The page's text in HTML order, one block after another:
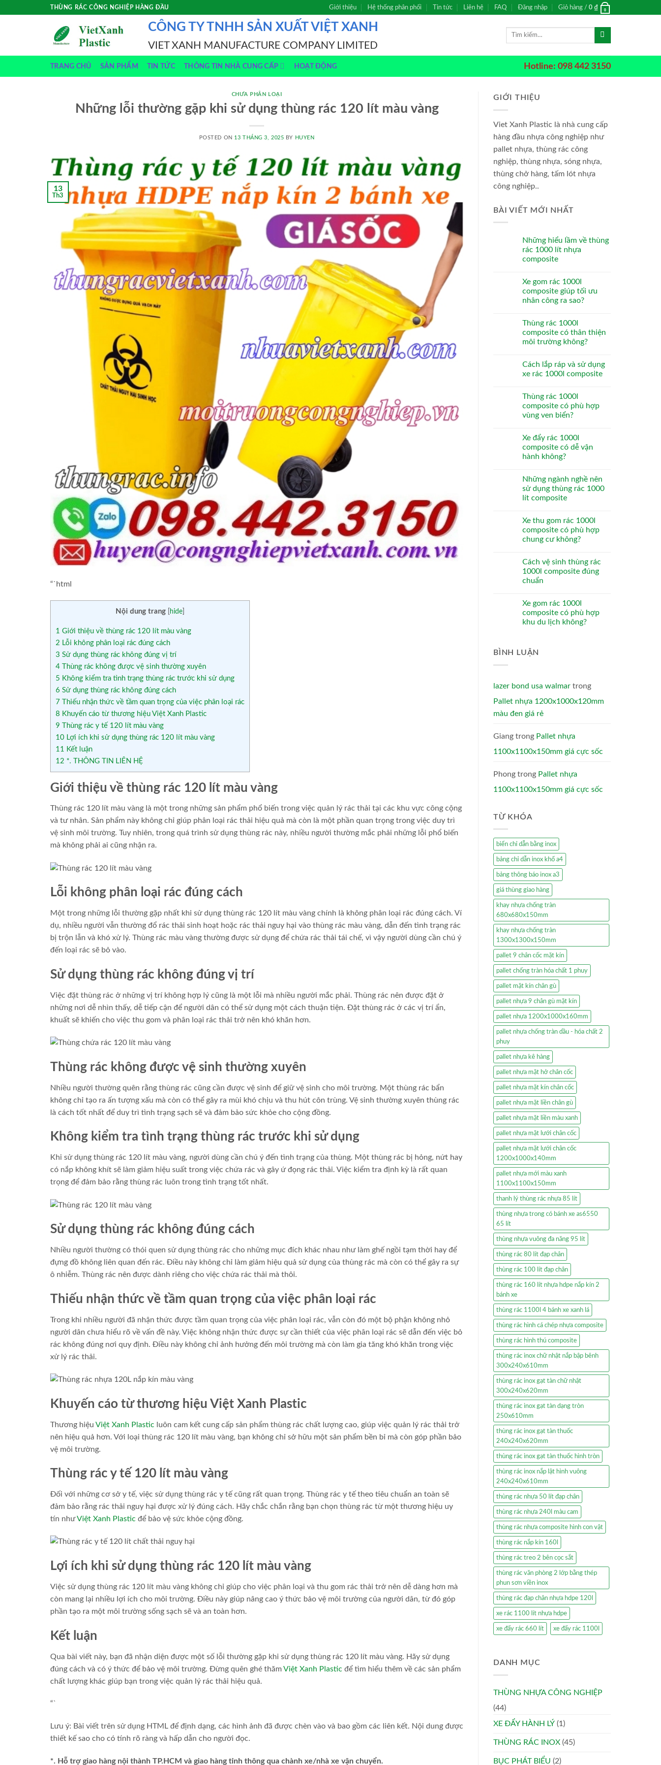
THÙNG RÁC CÔNG NGHIỆP HÀNG ĐẦU Giới thiệu Hệ thống phân phối Tin tức Liên hệ FAQ Đăng nhập Giỏ hàng / 0 ₫ 0
CÔNG TY TNHH SẢN XUẤT VIỆT XANH
VIET XANH MANUFACTURE COMPANY LIMITED
Tìm
TRANG CHỦ SẢN PHẨM TIN TỨC THÔNG TIN NHÀ CUNG CẤP HOẠT ĐỘNG Hotline: 098 442 3150
CHƯA PHÂN LOẠI
Những lỗi thường gặp khi sử dụng thùng rác 120 lít màu vàng
POSTED ON 13 THÁNG 3, 2025 BY HUYEN
13
Th3
“`html
Nội dung trang hide
1 Giới thiệu về thùng rác 120 lít màu vàng
2 Lỗi không phân loại rác đúng cách
3 Sử dụng thùng rác không đúng vị trí
4 Thùng rác không được vệ sinh thường xuyên
5 Không kiểm tra tình trạng thùng rác trước khi sử dụng
6 Sử dụng thùng rác không đúng cách
7 Thiếu nhận thức về tầm quan trọng của việc phân loại rác
8 Khuyến cáo từ thương hiệu Việt Xanh Plastic
9 Thùng rác y tế 120 lít màu vàng
10 Lợi ích khi sử dụng thùng rác 120 lít màu vàng
11
Kết luận
12 *. THÔNG TIN LIÊN HỆ
Giới thiệu về thùng rác 120 lít màu vàng
Thùng rác 120 lít màu vàng là một trong những sản phẩm phổ biến trong việc quản lý rác thải tại các khu vực công cộng
và tư nhân. Sản phẩm này không chỉ giúp phân loại rác thải hiệu quả mà còn là một phần quan trọng trong việc duy trì
vệ sinh môi trường. Tuy nhiên, trong quá trình sử dụng thùng rác này, nhiều người thường mắc phải những lỗi phổ biến
mà không phải ai cũng nhận ra.
Lỗi không phân loại rác đúng cách
Một trong những lỗi thường gặp nhất khi sử dụng thùng rác 120 lít màu vàng chính là không phân loại rác đúng cách. Ví
dụ, nhiều người vẫn thường đổ rác thải sinh hoạt hoặc rác thải nguy hại vào thùng rác màu vàng, dẫn đến tình trạng rác
bị trộn lẫn và khó xử lý. Thùng rác màu vàng thường được sử dụng để chứa rác thải tái chế, vì vậy người dùng cần chú ý
đến loại rác sẽ bỏ vào.
Sử dụng thùng rác không đúng vị trí
Việc đặt thùng rác ở những vị trí không hợp lý cũng là một lỗi mà nhiều người mắc phải. Thùng rác nên được đặt ở
những nơi dễ nhìn thấy, dễ tiếp cận để người dân có thể sử dụng một cách thuận tiện. Đặt thùng rác ở các vị trí ẩn,
khuất sẽ khiến cho việc thu gom và phân loại rác thải trở nên khó khăn hơn.
Thùng rác không được vệ sinh thường xuyên
Nhiều người thường quên rằng thùng rác cũng cần được vệ sinh để giữ vệ sinh cho môi trường. Một thùng rác bẩn
không chỉ tạo ra ấn tượng xấu mà còn có thể gây ra mùi khó chịu và thu hút côn trùng. Vệ sinh thường xuyên thùng rác
là cách tốt nhất để duy trì tình trạng sạch sẽ và đảm bảo sức khỏe cho cộng đồng.
Không kiểm tra tình trạng thùng rác trước khi sử dụng
Khi sử dụng thùng rác 120 lít màu vàng, người dùng cần chú ý đến tình trạng của thùng. Một thùng rác bị hỏng, nứt hay
có nắp không khít sẽ làm giảm hiệu suất trong việc chứa rác và gây ứ đọng rác thải. Việc kiểm tra định kỳ là rất quan
trọng để đảm bảo rằng thùng rác luôn trong tình trạng tốt nhất.
Sử dụng thùng rác không đúng cách
Nhiều người thường có thói quen sử dụng thùng rác cho những mục đích khác nhau như làm ghế ngồi tạm thời hay để
đựng đồ không liên quan đến rác. Điều này không chỉ làm giảm hiệu quả sử dụng của thùng rác mà còn có thể gây ra sự
ô nhiễm. Thùng rác nên được dành riêng cho việc chứa rác thải mà thôi.
Thiếu nhận thức về tầm quan trọng của việc phân loại rác
Trong khi nhiều người đã nhận thức được tầm quan trọng của việc phân loại rác, vẫn còn đó một bộ phận không nhỏ
người dân chưa hiểu rõ về vấn đề này. Việc không nhận thức được sự cần thiết của việc phân loại rác sẽ dẫn đến việc bỏ
rác không đúng nơi quy định. Điều này không chỉ ảnh hưởng đến môi trường mà còn làm gia tăng khó khăn trong việc
xử lý rác thải.
Khuyến cáo từ thương hiệu Việt Xanh Plastic
Thương hiệu Việt Xanh Plastic luôn cam kết cung cấp sản phẩm thùng rác chất lượng cao, giúp việc quản lý rác thải trở
nên hiệu quả hơn. Với loại thùng rác 120 lít màu vàng, bạn không chỉ sở hữu một sản phẩm bền bỉ mà còn góp phần bảo
vệ môi trường.
Thùng rác y tế 120 lít màu vàng
Đối với những cơ sở y tế, việc sử dụng thùng rác y tế cũng rất quan trọng. Thùng rác y tế theo tiêu chuẩn an toàn sẽ
đảm bảo rằng rác thải nguy hại được xử lý đúng cách. Hãy chắc chắn rằng bạn chọn thùng rác từ một thương hiệu uy
tín nhưViệt Xanh Plastic để bảo vệ sức khỏe cộng đồng.
Lợi ích khi sử dụng thùng rác 120 lít màu vàng
Việc sử dụng thùng rác 120 lít màu vàng không chỉ giúp cho việc phân loại và thu gom rác thải trở nên dễ dàng hơn mà
còn mang lại nhiều lợi ích cho môi trường. Điều này giúp nâng cao ý thức bảo vệ môi trường của người dân, từ đó góp
phần tạo ra một môi trường sống sạch sẽ và an toàn hơn.
Kết luận
Qua bài viết này, bạn đã nhận diện được một số lỗi thường gặp khi sử dụng thùng rác 120 lít màu vàng. Hãy sử dụng
đúng cách và có ý thức để bảo vệ môi trường. Đừng quên ghé thăm Việt Xanh Plastic để tìm hiểu thêm về các sản phẩm
chất lượng khác giúp bạn trong việc quản lý rác thải hiệu quả.
“`
Lưu ý: Bài viết trên sử dụng HTML để định dạng, các hình ảnh đã được chèn vào và bao gồm các liên kết. Nội dung được
thiết kế sao cho có tính rõ ràng và hấp dẫn cho người đọc.
*. Hỗ trợ giao hàng nội thành TP.HCM và giao hàng tỉnh thông qua chành xe/nhà xe vận chuyển.
GIỚI THIỆU
Viet Xanh Plastic là nhà cung cấp
hàng đầu nhựa công nghiệp như
pallet nhựa, thùng rác công
nghiệp, thùng nhựa, sóng nhựa,
thùng chở hàng, tấm lót nhựa
công nghiệp..
BÀI VIẾT MỚI NHẤT
Những hiểu lầm về thùng
rác 1000 lít nhựa
composite
Xe gom rác 1000l
composite giúp tối ưu
nhân công ra sao?
Thùng rác 1000l
composite có thân thiện
môi trường không?
Cách lắp ráp và sử dụng
xe rác 1000l composite
Thùng rác 1000l
composite có phù hợp
vùng ven biển?
Xe đẩy rác 1000l
composite có dễ vận
hành không?
Những ngành nghề nên
sử dụng thùng rác 1000
lít composite
Xe thu gom rác 1000l
composite có phù hợp
chung cư không?
Cách vệ sinh thùng rác
1000l composite đúng
chuẩn
Xe gom rác 1000l
composite có phù hợp
khu du lịch không?
BÌNH LUẬN
lazer bond usa walmar trong
Pallet nhựa 1200x1000x120mm
màu đen giá rẻ
Giang trong Pallet nhựa
1100x1100x150mm giá cực sốc
Phong trong Pallet nhựa
1100x1100x150mm giá cực sốc
TỪ KHÓA
biển chỉ dẫn bằng inox
bảng chỉ dẫn inox khổ a4
bảng thông báo inox a3
giá thùng giao hàng
khay nhựa chống tràn
680x680x150mm
khay nhựa chống tràn
1300x1300x150mm
pallet 9 chân cốc mặt kín
pallet chống tràn hóa chất 1 phuy
pallet mặt kín chân gù
pallet nhựa 9 chân gù mặt kín
pallet nhựa 1200x1000x160mm
pallet nhựa chống tràn dầu - hóa chất 2
phuy
pallet nhựa kê hàng
pallet nhựa mặt hở chân cốc
pallet nhựa mặt kín chân cốc
pallet nhựa mặt liền chân gù
pallet nhựa mặt liền màu xanh
pallet nhựa mặt lưới chân cốc
pallet nhựa mặt lưới chân cốc
1200x1000x140mm
pallet nhựa mới màu xanh
1100x1100x150mm
thanh lý thùng rác nhựa 85 lít
thùng nhựa trong có bánh xe as6550
65 lít
thùng nhựa vuông đa năng 95 lít
thùng rác 80 lít đạp chân
thùng rác 100 lít đạp chân
thùng rác 160 lít nhựa hdpe nắp kín 2
bánh xe
thùng rác 1100l 4 bánh xe xanh lá
thùng rác hình cá chép nhựa composite
thùng rác hình thú composite
thùng rác inox chữ nhật nắp bập bênh
300x240x610mm
thùng rác inox gạt tàn chữ nhật
300x240x620mm
thùng rác inox gạt tàn dạng tròn
250x610mm
thùng rác inox gạt tàn thuốc
240x240x620mm
thùng rác inox gạt tàn thuốc hình tròn
thùng rác inox nắp lật hình vuông
240x240x610mm
thùng rác nhựa 50 lít đạp chân
thùng rác nhựa 240l màu cam
thùng rác nhựa composite hình con vật
thùng rác nắp kín 160l
thùng rác treo 2 bên cọc sắt
thùng rác văn phòng 2 lớp bằng thép
phun sơn viền inox
thùng rác đạp chân nhựa hdpe 120l
xe rác 1100 lít nhựa hdpe
xe đẩy rác 660 lít xe đẩy rác 1100l
DANH MỤC
THÙNG NHỰA CÔNG NGHIỆP
(44)
XE ĐẨY HÀNH LÝ (1)
THÙNG RÁC INOX (45)
BỤC PHÁT BIỂU (2)